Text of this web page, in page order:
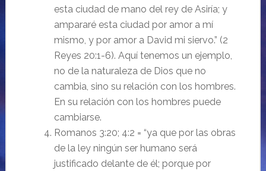
esta ciudad de mano del rey de Asiría; y
ampararé esta ciudad por amor a mí
mismo, y por amor a David mi siervo.” (2
Reyes 20:1-6). Aquí tenemos un ejemplo,
no de la naturaleza de Dios que no
cambia, sino su relación con los hombres.
En su relación con los hombres puede
cambiarse.
Romanos 3:20; 4:2 = “ya que por las obras
de la ley ningún ser humano será
justificado delante de él; porque por